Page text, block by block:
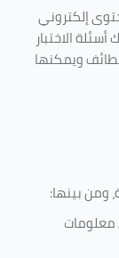
إلكتروني
الاختبار
ويمكنها
ومن بينها:
معلومات